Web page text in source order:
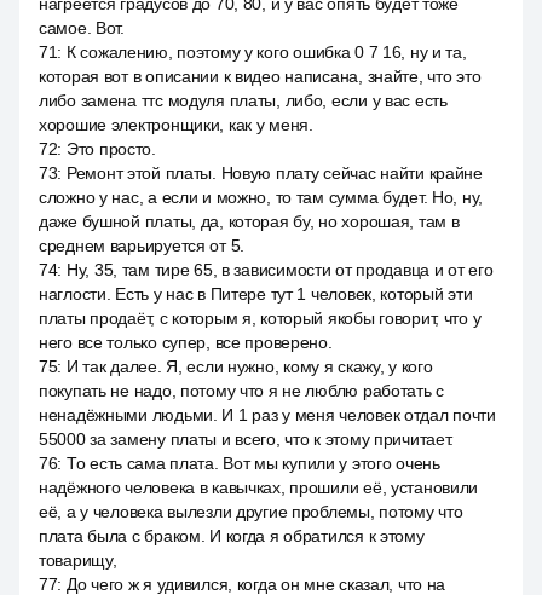
самое. Вот.
71: К сожалению, поэтому у кого ошибка 0 7 16, ну и та,
которая вот в описании к видео написана, знайте, что это
либо замена ттс модуля платы, либо, если у вас есть
хорошие электронщики, как у меня.
72: Это просто.
73: Ремонт этой платы. Новую плату сейчас найти крайне
сложно у нас, а если и можно, то там сумма будет. Но, ну,
даже бушной платы, да, которая бу, но хорошая, там в
среднем варьируется от 5.
74: Ну, 35, там тире 65, в зависимости от продавца и от его
наглости. Есть у нас в Питере тут 1 человек, который эти
платы продаёт, с которым я, который якобы говорит, что у
него все только супер, все проверено.
75: И так далее. Я, если нужно, кому я скажу, у кого
покупать не надо, потому что я не люблю работать с
ненадёжными людьми. И 1 раз у меня человек отдал почти
55000 за замену платы и всего, что к этому причитает.
76: То есть сама плата. Вот мы купили у этого очень
надёжного человека в кавычках, прошили её, установили
её, а у человека вылезли другие проблемы, потому что
плата была с браком. И когда я обратился к этому
товарищу,
77: До чего ж я удивился, когда он мне сказал, что на